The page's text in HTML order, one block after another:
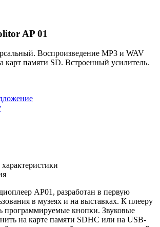
AP 01
Воспроизведение MP3 и WAV
карт памяти SD. Встроенный усилитель.
AP01, разработан в первую
в музеях и на выставках. К плееру
программируемые кнопки. Звуковые
на карте памяти SDHC или на USB-